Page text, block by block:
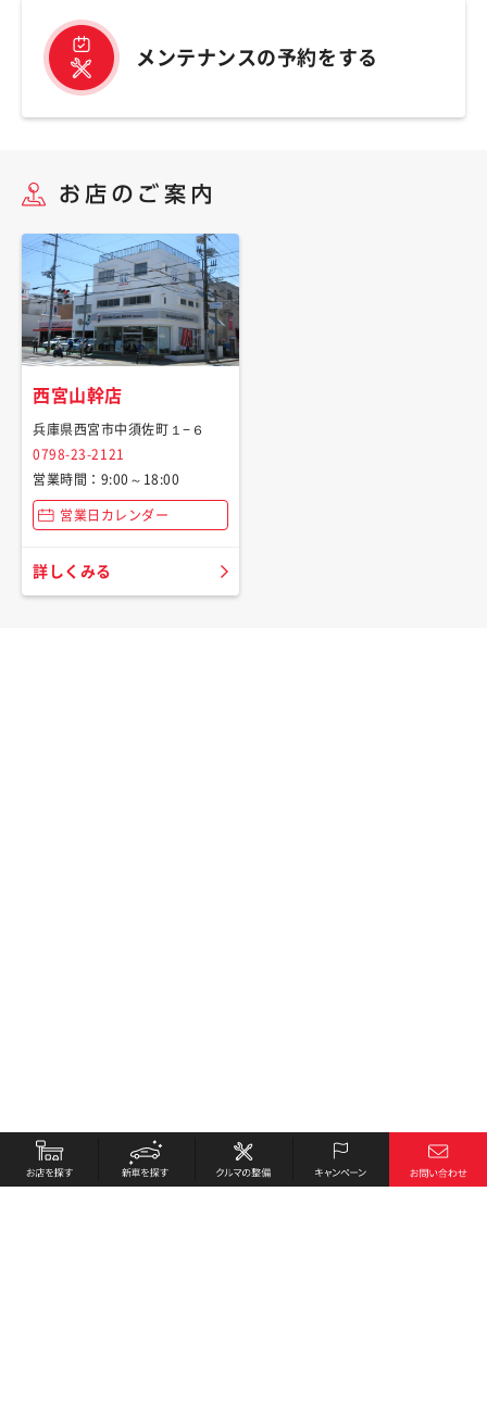
メンテナンスの予約をする
西宮山幹店
兵庫県西宮市中須佐町１−６
0798-23-2121
営業時間：9:00～18:00
営業日カレンダー
詳しくみる